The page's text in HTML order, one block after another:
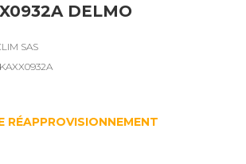
DELMO
SAS
RÉAPPROVISIONNEMENT